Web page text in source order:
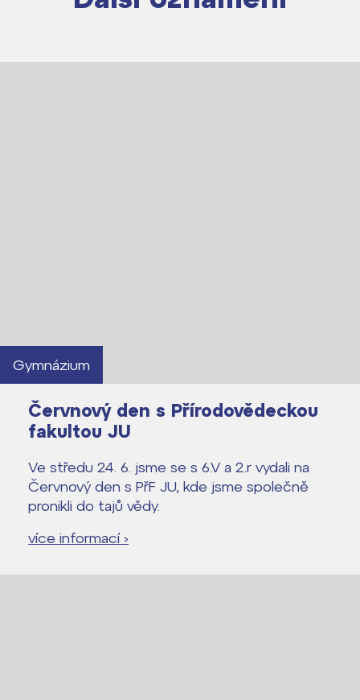
Gymnázium
Červnový den s Přírodovědeckou
fakultou JU
Ve středu 24. 6. jsme se s 6.V a 2.r vydali na
Červnový den s PřF JU, kde jsme společně
pronikli do tajů vědy.
více informací ›